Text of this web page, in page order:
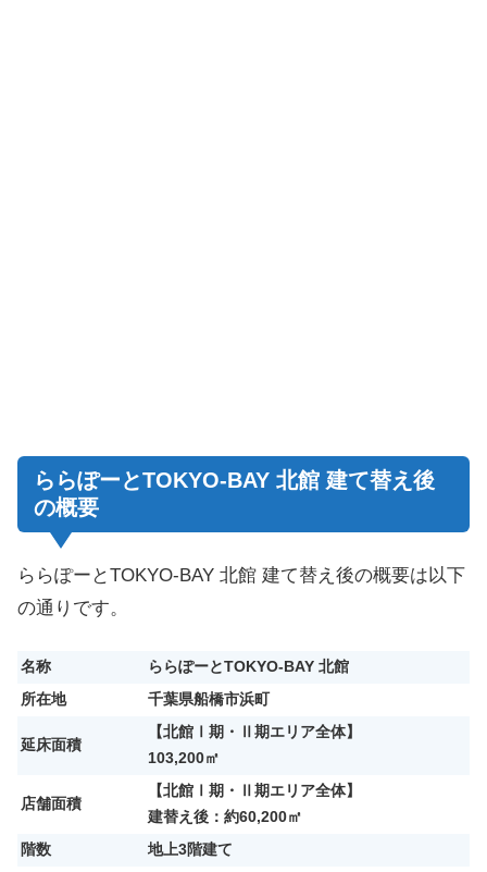
ららぽーとTOKYO-BAY 北館 建て替え後
の概要
ららぽーとTOKYO-BAY 北館 建て替え後の概要は以下
の通りです。
名称
ららぽーとTOKYO-BAY 北館
所在地
千葉県船橋市浜町
延床面積
【北館Ⅰ期・Ⅱ期エリア全体】
103,200㎡
店舗面積
【北館Ⅰ期・Ⅱ期エリア全体】
建替え後：約60,200㎡
階数
地上3階建て